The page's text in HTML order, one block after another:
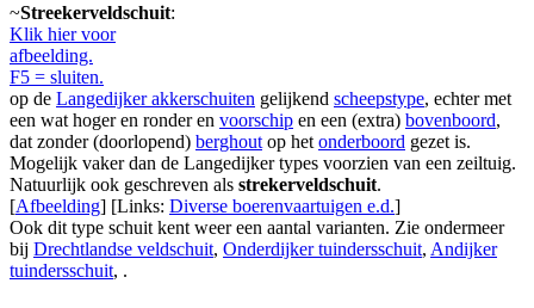
~Streekerveldschuit:
Klik hier voor
afbeelding.
F5 = sluiten.
op de Langedijker akkerschuiten gelijkend scheepstype, echter met
een wat hoger en ronder en voorschip en een (extra) bovenboord,
dat zonder (doorlopend) berghout op het onderboord gezet is.
Mogelijk vaker dan de Langedijker types voorzien van een zeiltuig.
Natuurlijk ook geschreven als strekerveldschuit.
[Afbeelding] [Links: Diverse boerenvaartuigen e.d.]
Ook dit type schuit kent weer een aantal varianten. Zie ondermeer
bij Drechtlandse veldschuit, Onderdijker tuindersschuit, Andijker
tuindersschuit, .